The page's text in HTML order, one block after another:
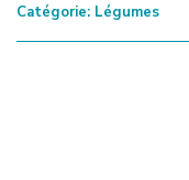
Catégorie: Légumes